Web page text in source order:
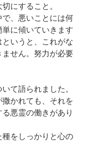
にすること。
、悪いことには何
に傾いていきます
いうと、これがな
せん。努力が必要
て語られました。
かれても、それを
悪霊の働きがあり
種をしっかりと心の